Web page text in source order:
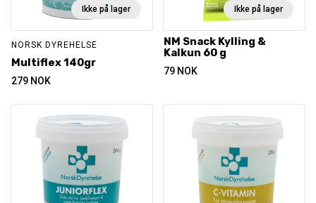
Ikke på lager
NORSK DYREHELSE
Multiflex 140gr
279 NOK
Ikke på lager
NM Snack Kylling &
Kalkun 60 g
79 NOK